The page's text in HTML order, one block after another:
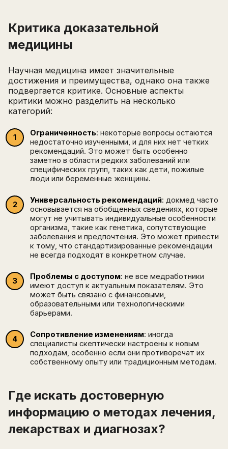
Критика доказательной
медицины
Научная медицина имеет значительные
достижения и преимущества, однако она также
подвергается критике. Основные аспекты
критики можно разделить на несколько
категорий:
Ограниченность: некоторые вопросы остаются
недостаточно изученными, и для них нет четких
рекомендаций. Это может быть особенно
заметно в области редких заболеваний или
специфических групп, таких как дети, пожилые
люди или беременные женщины.
Универсальность рекомендаций: докмед часто
основывается на обобщенных сведениях, которые
могут не учитывать индивидуальные особенности
организма, такие как генетика, сопутствующие
заболевания и предпочтения. Это может привести
к тому, что стандартизированные рекомендации
не всегда подходят в конкретном случае.
Проблемы с доступом: не все медработники
имеют доступ к актуальным показателям. Это
может быть связано с финансовыми,
образовательными или технологическими
барьерами.
Сопротивление изменениям: иногда
специалисты скептически настроены к новым
подходам, особенно если они противоречат их
собственному опыту или традиционным методам.
Где искать достоверную
информацию о методах лечения,
лекарствах и диагнозах?